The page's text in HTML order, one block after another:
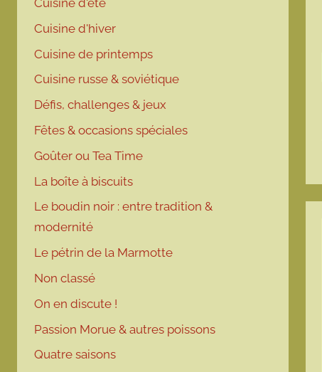
Cuisine d'été
Cuisine d'hiver
Cuisine de printemps
Cuisine russe & soviétique
Défis, challenges & jeux
Fêtes & occasions spéciales
Goûter ou Tea Time
La boîte à biscuits
Le boudin noir : entre tradition &
modernité
Le pétrin de la Marmotte
Non classé
On en discute !
Passion Morue & autres poissons
Quatre saisons